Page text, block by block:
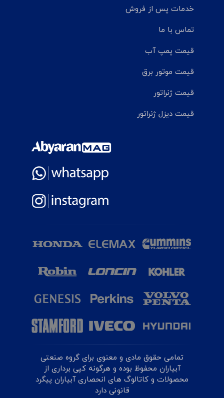
خدمات پس از فروش
تماس با ما
قیمت پمپ آب
قیمت موتور برق
قیمت ژنراتور
قیمت دیزل ژنراتور
تمامی حقوق مادی و معنوی برای گروه صنعتی
آبیاران محفوظ بوده و هرگونه کپی برداری از
محصولات و کاتالوگ های انحصاری آبیاران پیگرد
قانونی دارد